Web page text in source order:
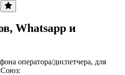
, Whatsapp и
оператора/диспетчера, для
Союз: